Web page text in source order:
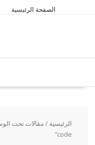
الصفحة الرئيسية
الرئيسية
code”